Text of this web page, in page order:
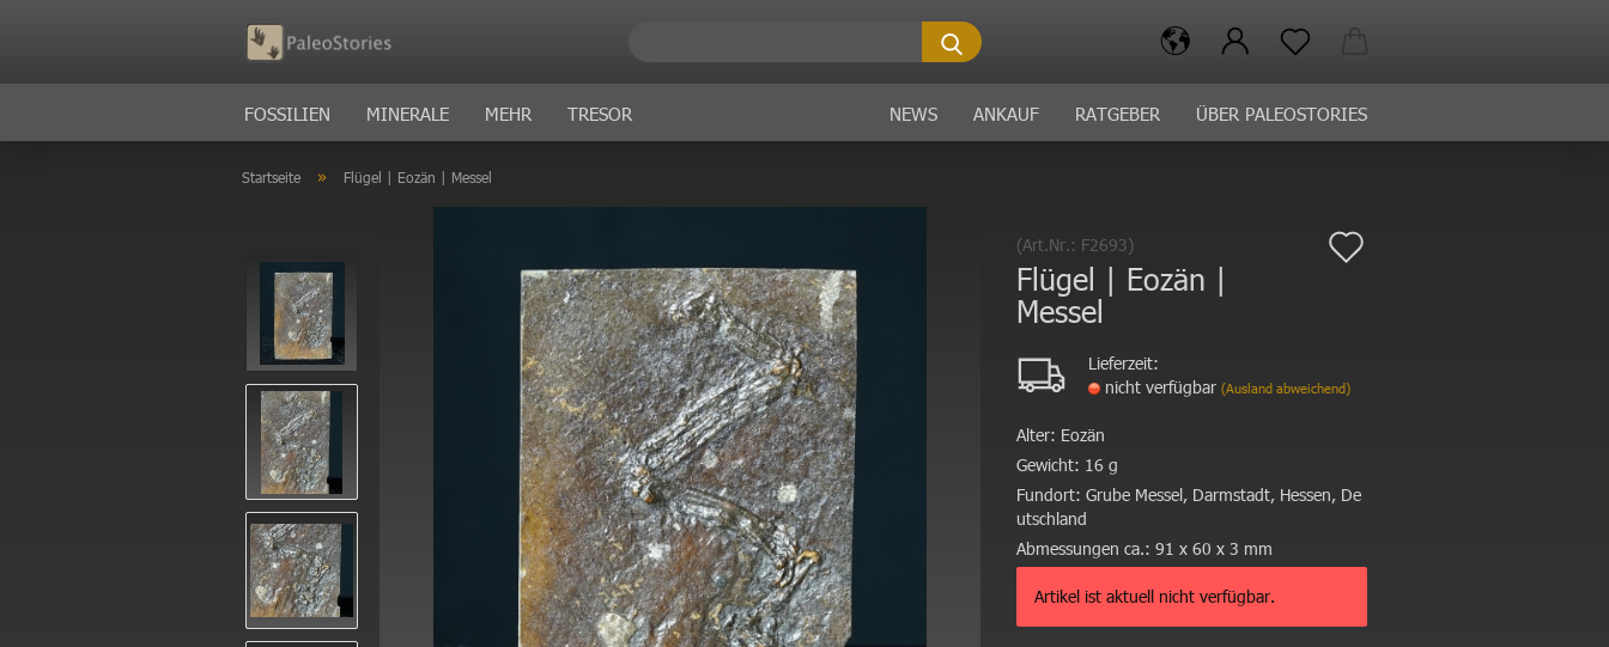
Suche...
FOSSILIEN MINERALE MEHR TRESOR NEWS ANKAUF RATGEBER ÜBER PALEOSTORIES
Startseite » Flügel | Eozän | Messel
(Art.Nr.: F2693)
Flügel | Eozän |
Messel
Lieferzeit:
nicht verfügbar (Ausland abweichend)
Alter: Eozän
Gewicht: 16 g
Fundort: Grube Messel, Darmstadt, Hessen, De
utschland
Abmessungen ca.: 91 x 60 x 3 mm
Artikel ist aktuell nicht verfügbar.